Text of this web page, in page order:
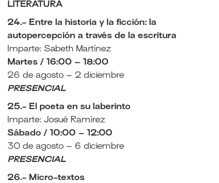
LITERATURA
24.- Entre la historia y la ficción: la
autopercepción a través de la escritura
Imparte: Sabeth Martínez
Martes / 16:00 – 18:00
26 de agosto – 2 diciembre
PRESENCIAL
25.- El poeta en su laberinto
Imparte: Josué Ramírez
Sábado / 10:00 – 12:00
30 de agosto – 6 diciembre
PRESENCIAL
26.- Micro-textos